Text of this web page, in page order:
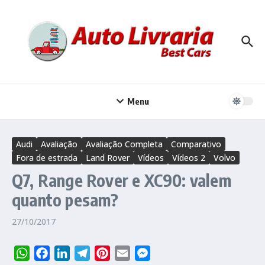
Menu
Audi Avaliação Avaliação Completa
Comparativo
Fora de estrada
Land Rover Vídeos Vídeos 2 Volvo
Q7, Range Rover e XC90: valem
quanto pesam?
27/10/2017
WhatsAppFacebookLinkedInTelegramPinterest
Email